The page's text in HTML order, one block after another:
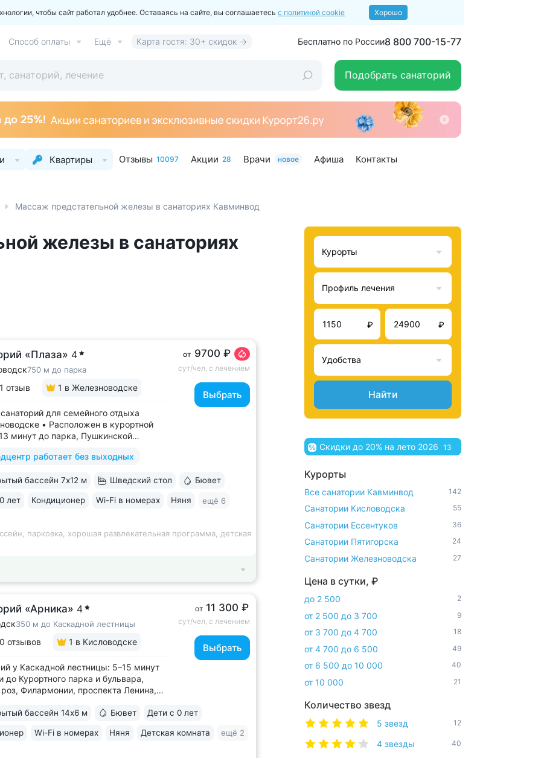
чтобы сайт работал удобнее. Оставаясь на сайте, вы соглашаетесь с политикой cookie Хорошо
Способ оплаты Ещё Карта гостя: 30+ скидок → Бесплатно по России8 800 700-15-77
Подобрать санаторий
Квартиры Отзывы 10097 Акции 28 Врачи новое Афиша Контакты
Массаж предстательной железы в санаториях Кавминвод
железы в санаториях
«Плаза» 4
750 м до парка
отзыв 1 в Железноводске
для семейного отдыха
• Расположен в курортной
минут до парка, Пушкинской
• Собственный бювет
здании: не нужно выходить на улицу,
работает без выходных
от 9700 ₽
сут/чел, с лечением
Выбрать
бассейн 7х12 м Шведский стол Бювет
лет Кондиционер Wi-Fi в номерах Няня ещё 6
парковка, хорошая развлекательная программа, детская
«Арника» 4
350 м до Каскадной лестницы
отзывов 1 в Кисловодске
у Каскадной лестницы: 5–15 минут
до Курортного парка и бульвара,
Филармонии, проспекта Ленина,
2018 году. 95% отзывов о санатории
превзошёл ожидания по уровню...
от 11 300 ₽
сут/чел, с лечением
Выбрать
бассейн 14х6 м Бювет Дети с 0 лет
Wi-Fi в номерах Няня Детская комната ещё 2
Курорты
Профиль лечения
₽ ₽
Удобства
Найти
Скидки до 20% на лето 2026 13
Курорты
Все санатории Кавминвод 142
Санатории Кисловодска 55
Санатории Ессентуков 36
Санатории Пятигорска 24
Санатории Железноводска 27
Цена в сутки, ₽
до 2 500 2
от 2 500 до 3 700 9
от 3 700 до 4 700 18
от 4 700 до 6 500 49
от 6 500 до 10 000 40
от 10 000 21
Количество звезд
5 звезд 12
4 звезды 40